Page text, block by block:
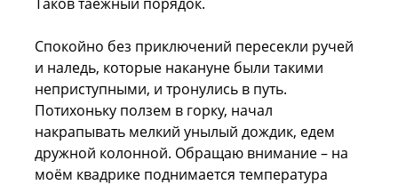
Спокойно без приключений пересекли ручей
и наледь, которые накануне были такими
неприступными, и тронулись в путь.
Потихоньку ползем в горку, начал
накрапывать мелкий унылый дождик, едем
дружной колонной. Обращаю внимание – на
моём квадрике поднимается температура